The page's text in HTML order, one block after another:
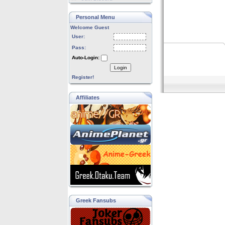
Personal Menu
Welcome Guest
User:
Pass:
Auto-Login:
Login
Register!
Affiliates
Greek Fansubs